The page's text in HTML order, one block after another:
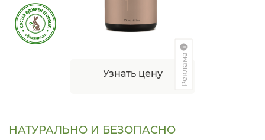
Узнать цену Реклама
НАТУРАЛЬНО И БЕЗОПАСНО